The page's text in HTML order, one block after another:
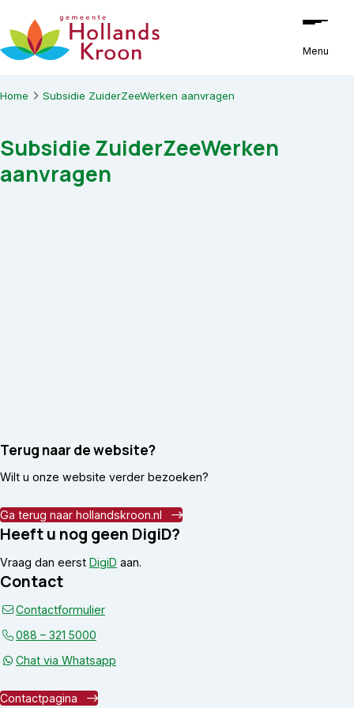
Ga naar de inhoud
Menu
Home Subsidie ZuiderZeeWerken aanvragen
Subsidie ZuiderZeeWerken
aanvragen
Terug naar de website?
Wilt u onze website verder bezoeken?
Ga terug naar hollandskroon.nl
Heeft u nog geen DigiD?
Vraag dan eerst DigiD aan.
Contact
Contactformulier
088 – 321 5000
Chat via Whatsapp
Contactpagina